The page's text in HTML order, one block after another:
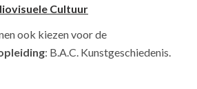
Cultuur
ook kiezen voor de
: B.A.C. Kunstgeschiedenis.